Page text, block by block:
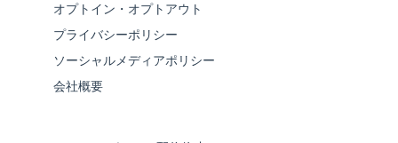
オプトイン・オプトアウト
プライバシーポリシー
ソーシャルメディアポリシー
会社概要